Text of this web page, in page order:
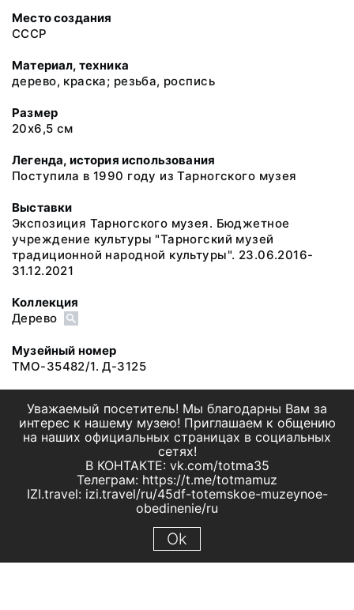
Место создания
СССР
Материал, техника
дерево, краска; резьба, роспись
Размер
20х6,5 см
Легенда, история использования
Поступила в 1990 году из Тарногского музея
Выставки
Экспозиция Тарногского музея. Бюджетное
учреждение культуры "Тарногский музей
традиционной народной культуры". 23.06.2016-
31.12.2021
Коллекция
Дерево
Музейный номер
ТМО-35482/1. Д-3125
Уважаемый посетитель! Мы благодарны Вам за
интерес к нашему музею! Приглашаем к общению
на наших официальных страницах в социальных
сетях!
В КОНТАКТЕ: vk.com/totma35
Телеграм: https://t.me/totmamuz
IZI.travel: izi.travel/ru/45df-totemskoe-muzeynoe-
obedinenie/ru
Ok